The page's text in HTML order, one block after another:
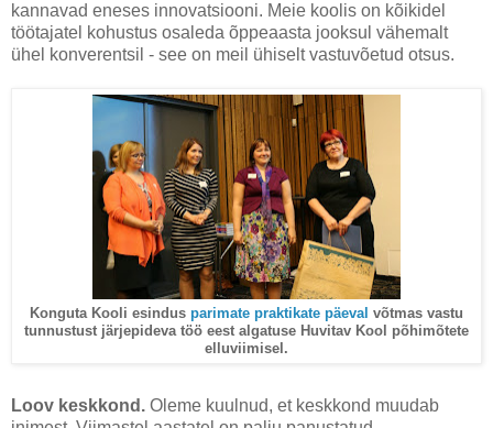
kannavad eneses innovatsiooni. Meie koolis on kõikidel
töötajatel kohustus osaleda õppeaasta jooksul vähemalt
ühel konverentsil - see on meil ühiselt vastuvõetud otsus.
Konguta Kooli esindus parimate praktikate päeval võtmas vastu
tunnustust järjepideva töö eest algatuse Huvitav Kool põhimõtete
elluviimisel.
Loov keskkond. Oleme kuulnud, et keskkond muudab